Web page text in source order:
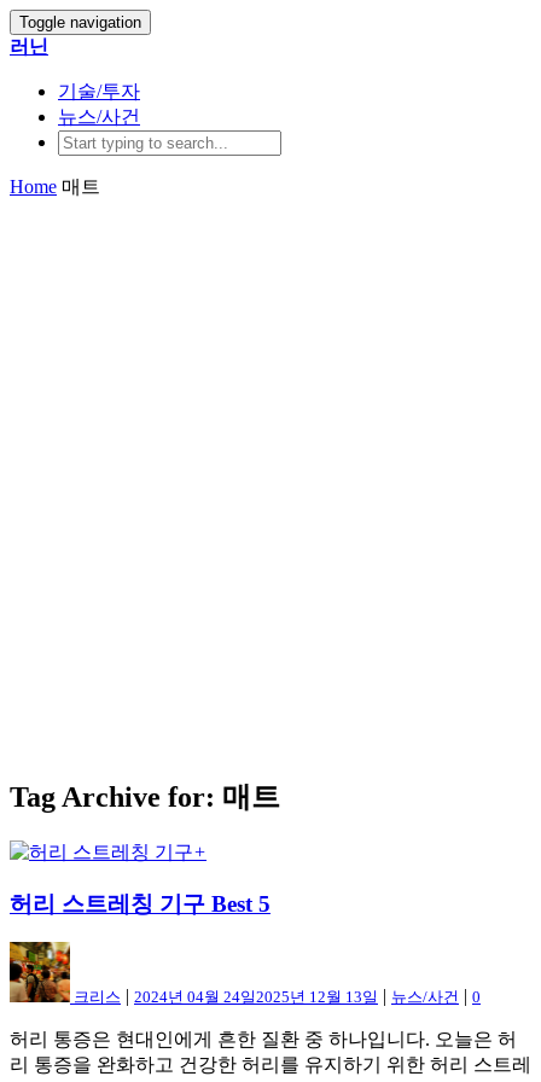
Toggle navigation
러닌
기술/투자
뉴스/사건
Home 매트
Tag Archive for: 매트
+
허리 스트레칭 기구 Best 5
크리스 | 2024년 04월 24일2025년 12월 13일 | 뉴스/사건 | 0
허리 통증은 현대인에게 흔한 질환 중 하나입니다. 오늘은 허
리 통증을 완화하고 건강한 허리를 유지하기 위한 허리 스트레